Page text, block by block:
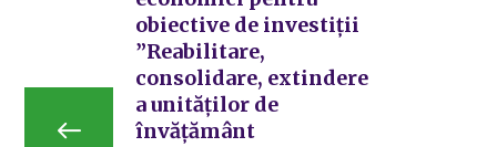
obiective de investiții
”Reabilitare,
consolidare, extindere
a unităților de
învățământ